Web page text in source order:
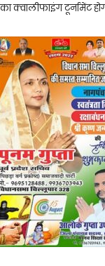
क्वालीफाइंग टूर्नामेंट